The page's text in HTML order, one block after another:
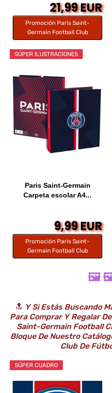
21,99 EUR
Promoción Paris Saint-
Germain Football Club
SÚPER ILUSTRACIONES
Paris Saint-Germain
Carpeta escolar A4...
9,99 EUR
Promoción Paris Saint-
Germain Football Club
🖼️
🔝 Y Si Estás Buscando
Para Comprar Y Regalar
Saint-Germain Football
Bloque De Nuestro
Club De
SÚPER CUADRO